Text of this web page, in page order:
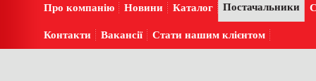
Про компанію Новини Каталог Постачальники
Контакти Вакансії Стати нашим клієнтом